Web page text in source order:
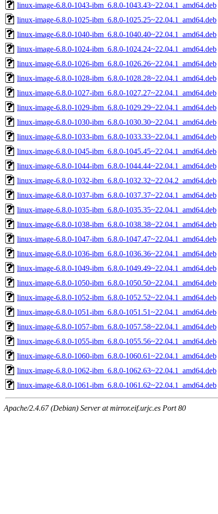
linux-image-6.8.0-1043-ibm_6.8.0-1043.43~22.04.1_amd64.deb
linux-image-6.8.0-1025-ibm_6.8.0-1025.25~22.04.1_amd64.deb
linux-image-6.8.0-1040-ibm_6.8.0-1040.40~22.04.1_amd64.deb
linux-image-6.8.0-1024-ibm_6.8.0-1024.24~22.04.1_amd64.deb
linux-image-6.8.0-1026-ibm_6.8.0-1026.26~22.04.1_amd64.deb
linux-image-6.8.0-1028-ibm_6.8.0-1028.28~22.04.1_amd64.deb
linux-image-6.8.0-1027-ibm_6.8.0-1027.27~22.04.1_amd64.deb
linux-image-6.8.0-1029-ibm_6.8.0-1029.29~22.04.1_amd64.deb
linux-image-6.8.0-1030-ibm_6.8.0-1030.30~22.04.1_amd64.deb
linux-image-6.8.0-1033-ibm_6.8.0-1033.33~22.04.1_amd64.deb
linux-image-6.8.0-1045-ibm_6.8.0-1045.45~22.04.1_amd64.deb
linux-image-6.8.0-1044-ibm_6.8.0-1044.44~22.04.1_amd64.deb
linux-image-6.8.0-1032-ibm_6.8.0-1032.32~22.04.2_amd64.deb
linux-image-6.8.0-1037-ibm_6.8.0-1037.37~22.04.1_amd64.deb
linux-image-6.8.0-1035-ibm_6.8.0-1035.35~22.04.1_amd64.deb
linux-image-6.8.0-1038-ibm_6.8.0-1038.38~22.04.1_amd64.deb
linux-image-6.8.0-1047-ibm_6.8.0-1047.47~22.04.1_amd64.deb
linux-image-6.8.0-1036-ibm_6.8.0-1036.36~22.04.1_amd64.deb
linux-image-6.8.0-1049-ibm_6.8.0-1049.49~22.04.1_amd64.deb
linux-image-6.8.0-1050-ibm_6.8.0-1050.50~22.04.1_amd64.deb
linux-image-6.8.0-1052-ibm_6.8.0-1052.52~22.04.1_amd64.deb
linux-image-6.8.0-1051-ibm_6.8.0-1051.51~22.04.1_amd64.deb
linux-image-6.8.0-1057-ibm_6.8.0-1057.58~22.04.1_amd64.deb
linux-image-6.8.0-1055-ibm_6.8.0-1055.56~22.04.1_amd64.deb
linux-image-6.8.0-1060-ibm_6.8.0-1060.61~22.04.1_amd64.deb
linux-image-6.8.0-1062-ibm_6.8.0-1062.63~22.04.1_amd64.deb
linux-image-6.8.0-1061-ibm_6.8.0-1061.62~22.04.1_amd64.deb
Apache/2.4.67 (Debian) Server at mirror.eif.urjc.es Port 80